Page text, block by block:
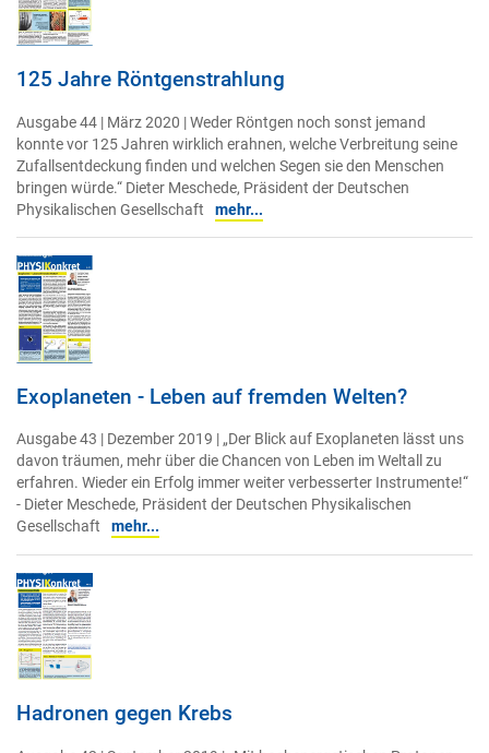
125 Jahre Röntgenstrahlung
Ausgabe 44 | März 2020 | Weder Röntgen noch sonst jemand
konnte vor 125 Jahren wirklich erahnen, welche Verbreitung seine
Zufallsentdeckung finden und welchen Segen sie den Menschen
bringen würde.“ Dieter Meschede, Präsident der Deutschen
Physikalischen Gesellschaft
mehr...
Exoplaneten - Leben auf fremden Welten?
Ausgabe 43 | Dezember 2019 | „Der Blick auf Exoplaneten lässt uns
davon träumen, mehr über die Chancen von Leben im Weltall zu
erfahren. Wieder ein Erfolg immer weiter verbesserter Instrumente!“
- Dieter Meschede, Präsident der Deutschen Physikalischen
Gesellschaft
mehr...
Hadronen gegen Krebs